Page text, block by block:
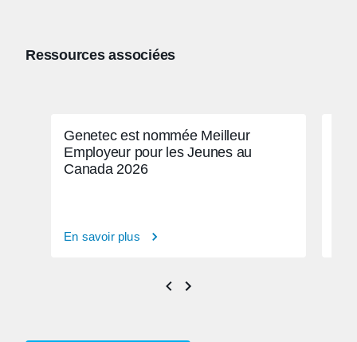
Ressources associées
Genetec est nommée Meilleur
Employeur pour les Jeunes au
Canada 2026
En savoir plus